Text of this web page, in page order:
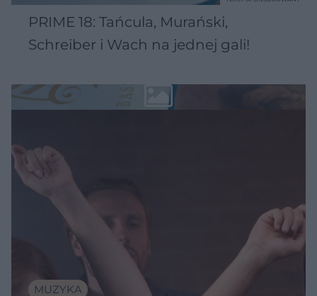
PRIME 18: Tańcula, Murański,
Schreiber i Wach na jednej gali!
MUZYKA